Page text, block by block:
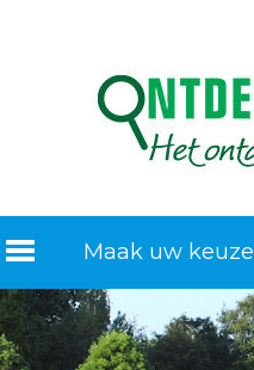
Maak uw keuze